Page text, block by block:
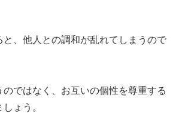
と、他人との調和が乱れてしまうので
のではなく、お互いの個性を尊重する
ょう。